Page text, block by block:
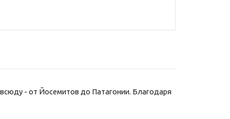
- от Йосемитов до Патагонии. Благодаря